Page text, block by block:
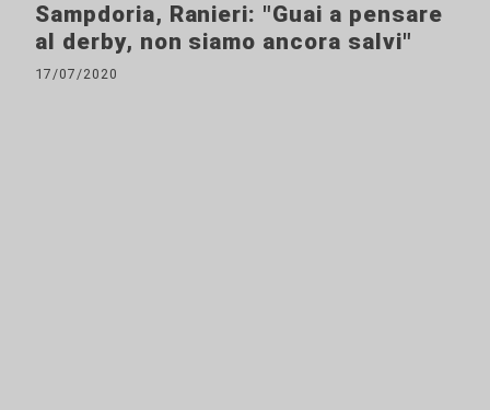
Sampdoria, Ranieri: "Guai a pensare
al derby, non siamo ancora salvi"
17/07/2020